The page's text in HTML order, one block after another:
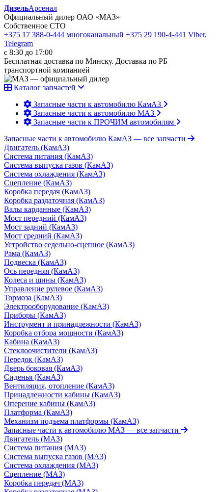
ДизельАрсенал
Официальный дилер ОАО «МАЗ»
Собственное СТО
+375 17 388-0-444 многоканальный +375 29 190-4-441 Viber,
Telegram
с 8:30 до 17:00
Бесплатная доставка по Минску. Доставка по РБ
транспортной компанией
Каталог запчастей
Запасные части к автомобилю КамАЗ
Запасные части к автомобилю МАЗ
Запасные части к ПРОЧИМ автомобилям
Запасные части к автомобилю КамАЗ — все запчасти
Двигатель (КамАЗ)
Система питания (КамАЗ)
Система выпуска газов (КамАЗ)
Система охлаждения (КамАЗ)
Сцепление (КамАЗ)
Коробка передач (КамАЗ)
Коробка раздаточная (КамАЗ)
Валы карданные (КамАЗ)
Мост передний (КамАЗ)
Мост задний (КамАЗ)
Мост средний (КамАЗ)
Устройство седельно-сцепное (КамАЗ)
Рама (КамАЗ)
Подвеска (КамАЗ)
Ось передняя (КамАЗ)
Колеса и шины (КамАЗ)
Управление рулевое (КамАЗ)
Тормоза (КамАЗ)
Электрооборудование (КамАЗ)
Приборы (КамАЗ)
Инструмент и принадлежности (КамАЗ)
Коробка отбора мощности (КамАЗ)
Кабина (КамАЗ)
Стеклоочистители (КамАЗ)
Передок (КамАЗ)
Дверь боковая (КамАЗ)
Сиденья (КамАЗ)
Вентиляция, отопление (КамАЗ)
Принадлежности кабины (КамАЗ)
Оперение кабины (КамАЗ)
Платформа (КамАЗ)
Механизм подъема платформы (КамАЗ)
Запасные части к автомобилю МАЗ — все запчасти
Двигатель (МАЗ)
Система питания (МАЗ)
Система выпуска газов (МАЗ)
Система охлаждения (МАЗ)
Сцепление (МАЗ)
Коробка передач (МАЗ)